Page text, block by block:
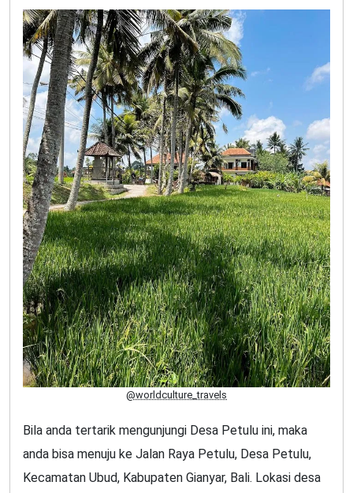
@worldculture_travels
Bila anda tertarik mengunjungi Desa Petulu ini, maka
anda bisa menuju ke Jalan Raya Petulu, Desa Petulu,
Kecamatan Ubud, Kabupaten Gianyar, Bali. Lokasi desa